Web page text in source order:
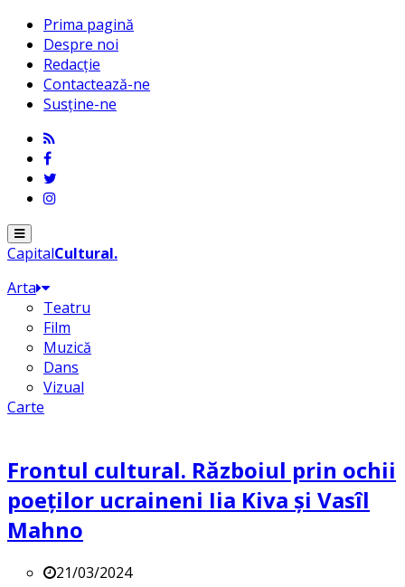
Prima pagină
Despre noi
Redacție
Contactează-ne
Susține-ne
Menu
CapitalCultural.
Arta
Teatru
Film
Muzică
Dans
Vizual
Carte
Frontul cultural. Războiul prin ochii
poeților ucraineni Iia Kiva și Vasîl
Mahno
21/03/2024